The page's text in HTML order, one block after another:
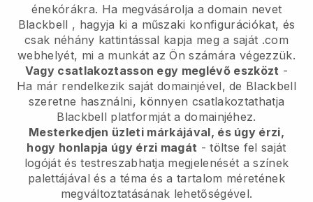
énekórákra. Ha megvásárolja a domain nevet
Blackbell , hagyja ki a műszaki konfigurációkat, és
csak néhány kattintással kapja meg a saját .com
webhelyét, mi a munkát az Ön számára végezzük.
Vagy csatlakoztasson egy meglévő eszközt -
Ha már rendelkezik saját domainjével, de Blackbell
szeretne használni, könnyen csatlakoztathatja
Blackbell platformját a domainjéhez.
Mesterkedjen üzleti márkájával, és úgy érzi,
hogy honlapja úgy érzi magát - töltse fel saját
logóját és testreszabhatja megjelenését a színek
palettájával és a téma és a tartalom méretének
megváltoztatásának lehetőségével.